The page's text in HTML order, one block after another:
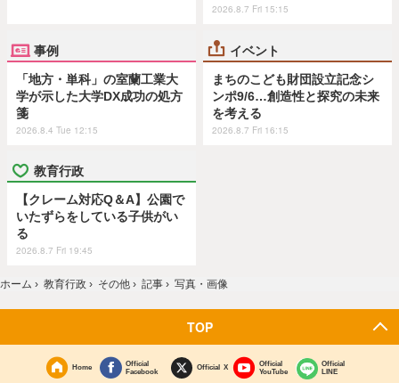
2026.8.7 Fri 15:15
事例
「地方・単科」の室蘭工業大
学が示した大学DX成功の処方
箋
2026.8.4 Tue 12:15
イベント
まちのこども財団設立記念シ
ンポ9/6…創造性と探究の未来
を考える
2026.8.7 Fri 16:15
教育行政
【クレーム対応Q＆A】公園で
いたずらをしている子供がい
る
2026.8.7 Fri 19:45
ホーム › 教育行政 › その他 › 記事 › 写真・画像
TOP
Home
Official
Facebook
Official X
Official
YouTube
Official
LINE